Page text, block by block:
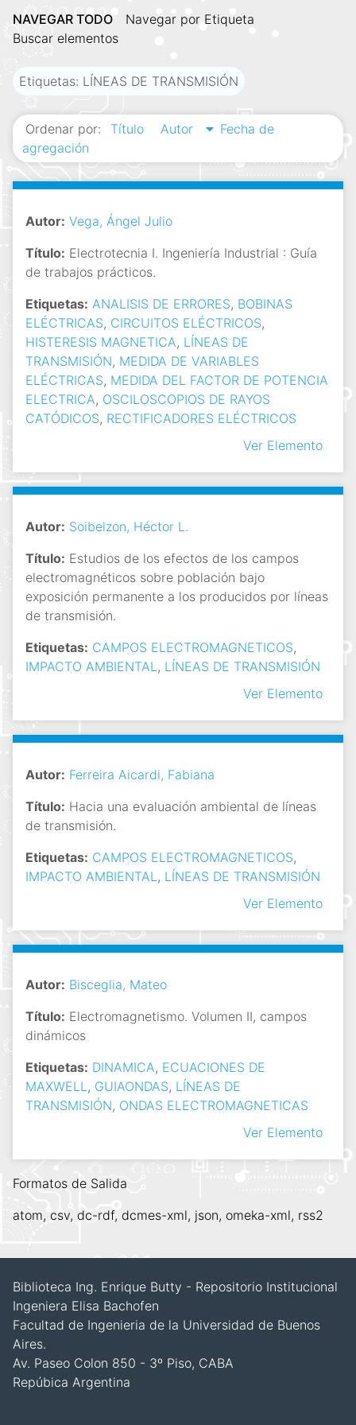
NAVEGAR TODO
Navegar por Etiqueta
Buscar elementos
Etiquetas: LÍNEAS DE TRANSMISIÓN
Ordenar por: Título Autor
Fecha de
agregación
Autor: Vega, Ángel Julio
Título: Electrotecnia I. Ingeniería Industrial : Guía
de trabajos prácticos.
Etiquetas: ANALISIS DE ERRORES, BOBINAS
ELÉCTRICAS, CIRCUITOS ELÉCTRICOS,
HISTERESIS MAGNETICA, LÍNEAS DE
TRANSMISIÓN, MEDIDA DE VARIABLES
ELÉCTRICAS, MEDIDA DEL FACTOR DE POTENCIA
ELECTRICA, OSCILOSCOPIOS DE RAYOS
CATÓDICOS, RECTIFICADORES ELÉCTRICOS
Ver Elemento
Autor: Soibelzon, Héctor L.
Título: Estudios de los efectos de los campos
electromagnéticos sobre población bajo
exposición permanente a los producidos por líneas
de transmisión.
Etiquetas: CAMPOS ELECTROMAGNETICOS,
IMPACTO AMBIENTAL, LÍNEAS DE TRANSMISIÓN
Ver Elemento
Autor: Ferreira Aicardi, Fabiana
Título: Hacia una evaluación ambiental de líneas
de transmisión.
Etiquetas: CAMPOS ELECTROMAGNETICOS,
IMPACTO AMBIENTAL, LÍNEAS DE TRANSMISIÓN
Ver Elemento
Autor: Bisceglia, Mateo
Título: Electromagnetismo. Volumen II, campos
dinámicos
Etiquetas: DINAMICA, ECUACIONES DE
MAXWELL, GUIAONDAS, LÍNEAS DE
TRANSMISIÓN, ONDAS ELECTROMAGNETICAS
Ver Elemento
Formatos de Salida
atom, csv, dc-rdf, dcmes-xml, json, omeka-xml, rss2
Biblioteca Ing. Enrique Butty - Repositorio Institucional
Ingeniera Elisa Bachofen
Facultad de Ingenieria de la Universidad de Buenos
Aires.
Av. Paseo Colon 850 - 3º Piso, CABA
Repúbica Argentina